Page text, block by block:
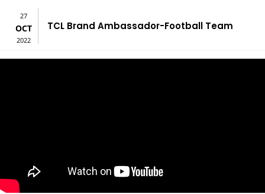
27
OCT
2022
TCL Brand Ambassador-Football Team